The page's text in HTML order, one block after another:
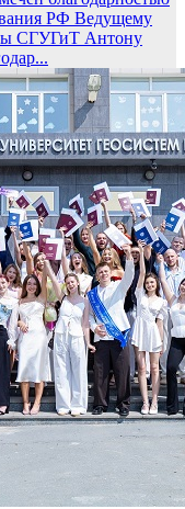
РФ Ведущему
СГУГиТ Антону